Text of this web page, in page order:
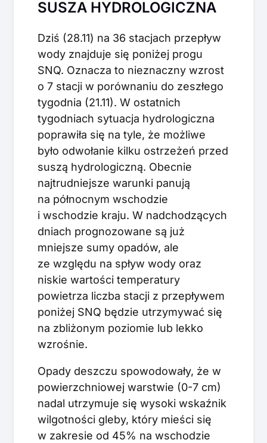
SUSZA HYDROLOGICZNA
Dziś (28.11) na 36 stacjach przepływ
wody znajduje się poniżej progu
SNQ. Oznacza to nieznaczny wzrost
o 7 stacji w porównaniu do zeszłego
tygodnia (21.11). W ostatnich
tygodniach sytuacja hydrologiczna
poprawiła się na tyle, że możliwe
było odwołanie kilku ostrzeżeń przed
suszą hydrologiczną. Obecnie
najtrudniejsze warunki panują
na północnym wschodzie
i wschodzie kraju. W nadchodzących
dniach prognozowane są już
mniejsze sumy opadów, ale
ze względu na spływ wody oraz
niskie wartości temperatury
powietrza liczba stacji z przepływem
poniżej SNQ będzie utrzymywać się
na zbliżonym poziomie lub lekko
wzrośnie.
Opady deszczu spowodowały, że w
powierzchniowej warstwie (0-7 cm)
nadal utrzymuje się wysoki wskaźnik
wilgotności gleby, który mieści się
w zakresie od 45% na wschodzie